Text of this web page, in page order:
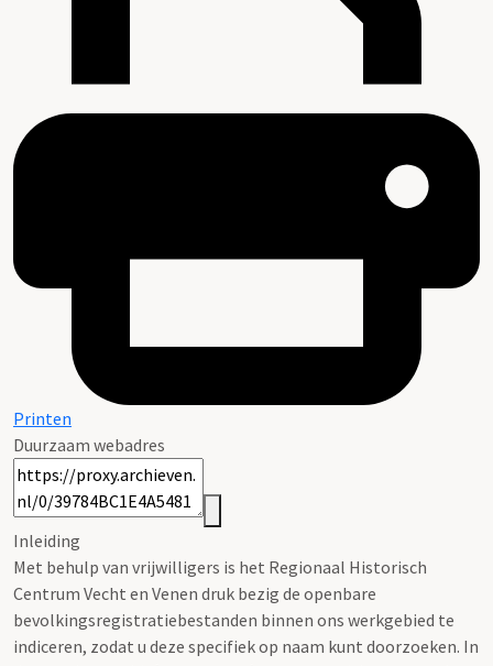
Printen
Duurzaam webadres
Inleiding
Met behulp van vrijwilligers is het Regionaal Historisch
Centrum Vecht en Venen druk bezig de openbare
bevolkingsregistratiebestanden binnen ons werkgebied te
indiceren, zodat u deze specifiek op naam kunt doorzoeken. In